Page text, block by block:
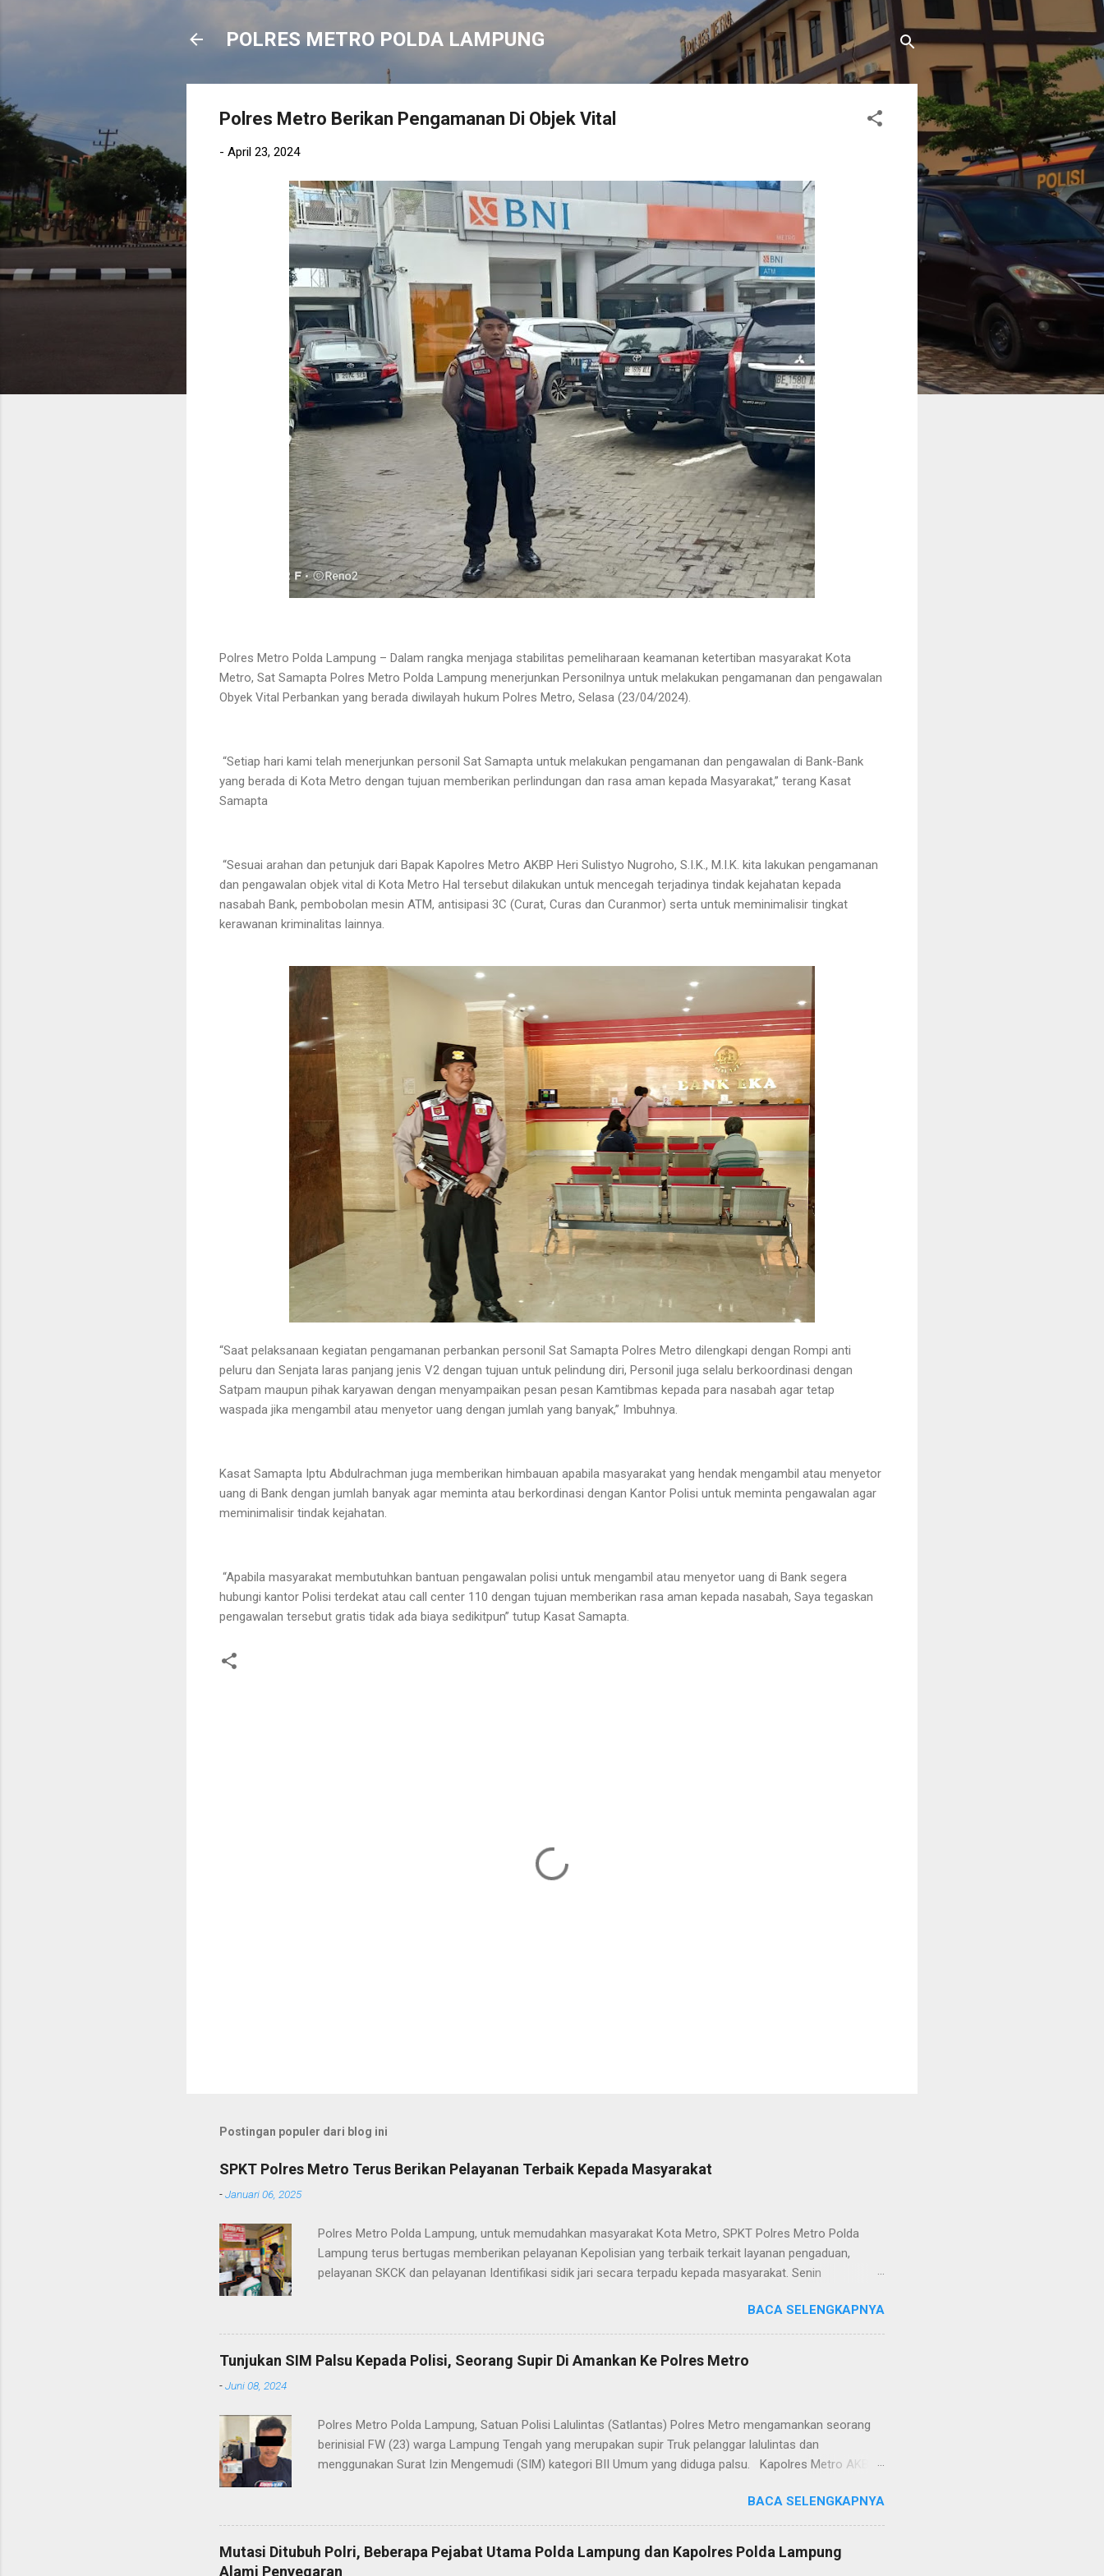
Langsung ke konten utama
POLRES METRO POLDA LAMPUNG
Polres Metro Berikan Pengamanan Di Objek Vital
- April 23, 2024
Polres Metro Polda Lampung – Dalam rangka menjaga stabilitas pemeliharaan keamanan ketertiban masyarakat Kota
Metro, Sat Samapta Polres Metro Polda Lampung menerjunkan Personilnya untuk melakukan pengamanan dan pengawalan
Obyek Vital Perbankan yang berada diwilayah hukum Polres Metro, Selasa (23/04/2024).
“Setiap hari kami telah menerjunkan personil Sat Samapta untuk melakukan pengamanan dan pengawalan di Bank-Bank
yang berada di Kota Metro dengan tujuan memberikan perlindungan dan rasa aman kepada Masyarakat,” terang Kasat
Samapta
“Sesuai arahan dan petunjuk dari Bapak Kapolres Metro AKBP Heri Sulistyo Nugroho, S.I.K., M.I.K. kita lakukan pengamanan
dan pengawalan objek vital di Kota Metro Hal tersebut dilakukan untuk mencegah terjadinya tindak kejahatan kepada
nasabah Bank, pembobolan mesin ATM, antisipasi 3C (Curat, Curas dan Curanmor) serta untuk meminimalisir tingkat
kerawanan kriminalitas lainnya.
“Saat pelaksanaan kegiatan pengamanan perbankan personil Sat Samapta Polres Metro dilengkapi dengan Rompi anti
peluru dan Senjata laras panjang jenis V2 dengan tujuan untuk pelindung diri, Personil juga selalu berkoordinasi dengan
Satpam maupun pihak karyawan dengan menyampaikan pesan pesan Kamtibmas kepada para nasabah agar tetap
waspada jika mengambil atau menyetor uang dengan jumlah yang banyak,” Imbuhnya.
Kasat Samapta Iptu Abdulrachman juga memberikan himbauan apabila masyarakat yang hendak mengambil atau menyetor
uang di Bank dengan jumlah banyak agar meminta atau berkordinasi dengan Kantor Polisi untuk meminta pengawalan agar
meminimalisir tindak kejahatan.
“Apabila masyarakat membutuhkan bantuan pengawalan polisi untuk mengambil atau menyetor uang di Bank segera
hubungi kantor Polisi terdekat atau call center 110 dengan tujuan memberikan rasa aman kepada nasabah, Saya tegaskan
pengawalan tersebut gratis tidak ada biaya sedikitpun” tutup Kasat Samapta.
Postingan populer dari blog ini
SPKT Polres Metro Terus Berikan Pelayanan Terbaik Kepada Masyarakat
-Januari 06, 2025
Polres Metro Polda Lampung, untuk memudahkan masyarakat Kota Metro, SPKT Polres Metro Polda
Lampung terus bertugas memberikan pelayanan Kepolisian yang terbaik terkait layanan pengaduan,
pelayanan SKCK dan pelayanan Identifikasi sidik jari secara terpadu kepada masyarakat. Senin
masyarakat telah berusaha memberikan pelayanan terbaik kepada masyarakat. Kapolres Metro AKBP
Heri Sulistyo Nugroho S.IK, M.IK mengatakan “SPKT Polres Metro akan terus berusaha memberikan
pelayanan yang terbaik kepada masyarakat yang membutuhkan pelayanan kepolisian, baik informasi
maupun pelayanan lainnya.” “SPKT adalah pusat jaringan dari sistem fungsi Kepolisian, ketika telah
pidana, atau ke fungs...
BACA SELENGKAPNYA
Tunjukan SIM Palsu Kepada Polisi, Seorang Supir Di Amankan Ke Polres Metro
-Juni 08, 2024
Polres Metro Polda Lampung, Satuan Polisi Lalulintas (Satlantas) Polres Metro mengamankan seorang
berinisial FW (23) warga Lampung Tengah yang merupakan supir Truk pelanggar lalulintas dan
menggunakan Surat Izin Mengemudi (SIM) kategori BII Umum yang diduga palsu. Kapolres Metro AKBP
diamankan lantaran melanggar lalulintas dengan menerobos Traffic Light (TL) simpang Taqwa, Jalan AH
Nasution dan masuk ke kawasan tertib lalulintas dalam kota. “Anggota Satlantas Polres Metro
melakukan patroli hunting setelah itu ada kendaraan R6 yang melanggar lalulintas tepatnya di TL Taqwa
dari arah Lampung Timur mau menuju ke Bandar Lampung. Kendaraan ini sehabis bongkar muat tepung
BACA SELENGKAPNYA
Mutasi Ditubuh Polri, Beberapa Pejabat Utama Polda Lampung dan Kapolres Polda Lampung
Alami Penyegaran